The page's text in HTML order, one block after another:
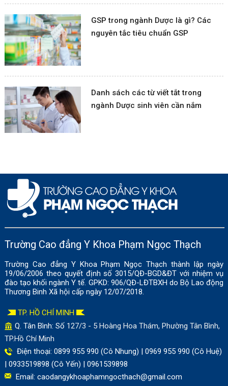
GSP trong ngành Dược là gì? Các
nguyên tắc tiêu chuẩn GSP
Danh sách các từ viết tắt trong
ngành Dược sinh viên cần nắm
Trường Cao đẳng Y Khoa Phạm Ngọc Thạch
Trường Cao đẳng Y Khoa Phạm Ngọc Thạch thành lập ngày
19/06/2006 theo quyết định số 3015/QĐ-BGD&ĐT với nhiệm vụ
đào tạo khối ngành Y tế. GPKD: 906/QĐ-LĐTBXH do Bộ Lao động
Thương Binh Xã hội cấp ngày 12/07/2018.
TP. HỒ CHÍ MINH
Q. Tân Bình: Số 127/3 - 5 Hoàng Hoa Thám, Phường Tân Bình,
TP.Hồ Chí Minh
Điện thoại: 0899 955 990 (Cô Nhung) | 0969 955 990 (Cô Huệ)
| 0933519898 (Cô Yến) | 0961539898
Email: caodangykhoaphamngocthach@gmail.com